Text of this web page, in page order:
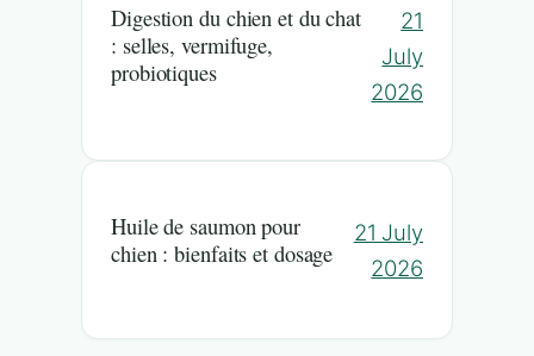
Digestion du chien et du chat
: selles, vermifuge,
probiotiques
21
July
2026
Huile de saumon pour
chien : bienfaits et dosage
21 July
2026